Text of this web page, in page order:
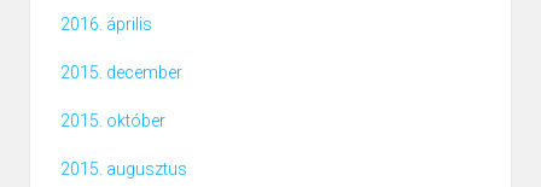
2016. április
2015. december
2015. október
2015. augusztus